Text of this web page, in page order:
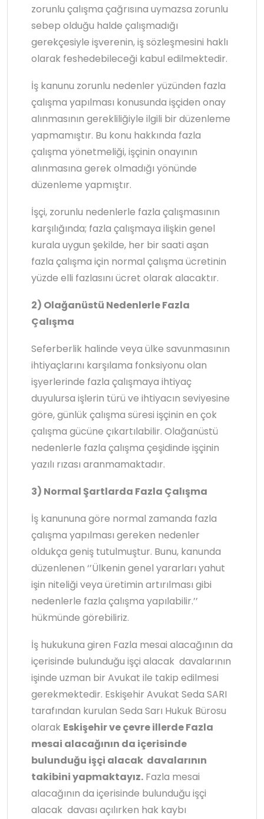
zorunlu çalışma çağrısına uymazsa zorunlu
sebep olduğu halde çalışmadığı
gerekçesiyle işverenin, iş sözleşmesini haklı
olarak feshedebileceği kabul edilmektedir.
İş kanunu zorunlu nedenler yüzünden fazla
çalışma yapılması konusunda işçiden onay
alınmasının gerekliliğiyle ilgili bir düzenleme
yapmamıştır. Bu konu hakkında fazla
çalışma yönetmeliği, işçinin onayının
alınmasına gerek olmadığı yönünde
düzenleme yapmıştır.
İşçi, zorunlu nedenlerle fazla çalışmasının
karşılığında; fazla çalışmaya ilişkin genel
kurala uygun şekilde, her bir saati aşan
fazla çalışma için normal çalışma ücretinin
yüzde elli fazlasını ücret olarak alacaktır.
2) Olağanüstü Nedenlerle Fazla
Çalışma
Seferberlik halinde veya ülke savunmasının
ihtiyaçlarını karşılama fonksiyonu olan
işyerlerinde fazla çalışmaya ihtiyaç
duyulursa işlerin türü ve ihtiyacın seviyesine
göre, günlük çalışma süresi işçinin en çok
çalışma gücüne çıkartılabilir. Olağanüstü
nedenlerle fazla çalışma çeşidinde işçinin
yazılı rızası aranmamaktadır.
3) Normal Şartlarda Fazla Çalışma
İş kanununa göre normal zamanda fazla
çalışma yapılması gereken nedenler
oldukça geniş tutulmuştur. Bunu, kanunda
düzenlenen ‘’Ülkenin genel yararları yahut
işin niteliği veya üretimin artırılması gibi
nedenlerle fazla çalışma yapılabilir.’’
hükmünde görebiliriz.
İş hukukuna giren Fazla mesai alacağının da
içerisinde bulunduğu işçi alacak davalarının
işinde uzman bir Avukat ile takip edilmesi
gerekmektedir. Eskişehir Avukat Seda SARI
tarafından kurulan Seda Sarı Hukuk Bürosu
olarak Eskişehir ve çevre illerde Fazla
mesai alacağının da içerisinde
bulunduğu işçi alacak davalarının
takibini yapmaktayız. Fazla mesai
alacağının da içerisinde bulunduğu işçi
alacak davası açılırken hak kaybı